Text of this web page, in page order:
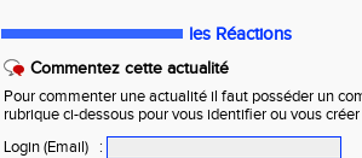
les Réactions
Commentez cette actualité
Pour commenter une actualité il faut posséder un
rubrique ci-dessous pour vous identifier ou vous
Login (Email)
: